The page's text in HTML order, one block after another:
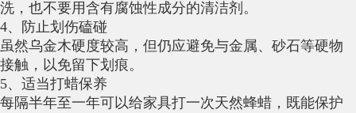
洗，也不要用含有腐蚀性成分的清洁剂。
4、防止划伤磕碰
虽然乌金木硬度较高，但仍应避免与金属、砂石等硬物
接触，以免留下划痕。
5、适当打蜡保养
每隔半年至一年可以给家具打一次天然蜂蜡，既能保护